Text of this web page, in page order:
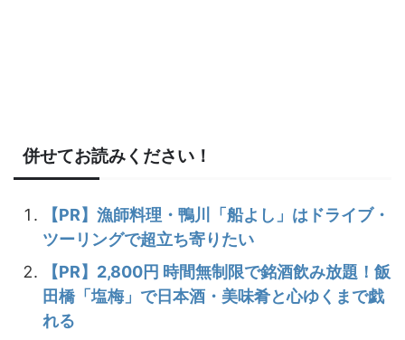
併せてお読みください！
【PR】漁師料理・鴨川「船よし」はドライブ・
ツーリングで超立ち寄りたい
【PR】2,800円 時間無制限で銘酒飲み放題！飯
田橋「塩梅」で日本酒・美味肴と心ゆくまで戯
れる